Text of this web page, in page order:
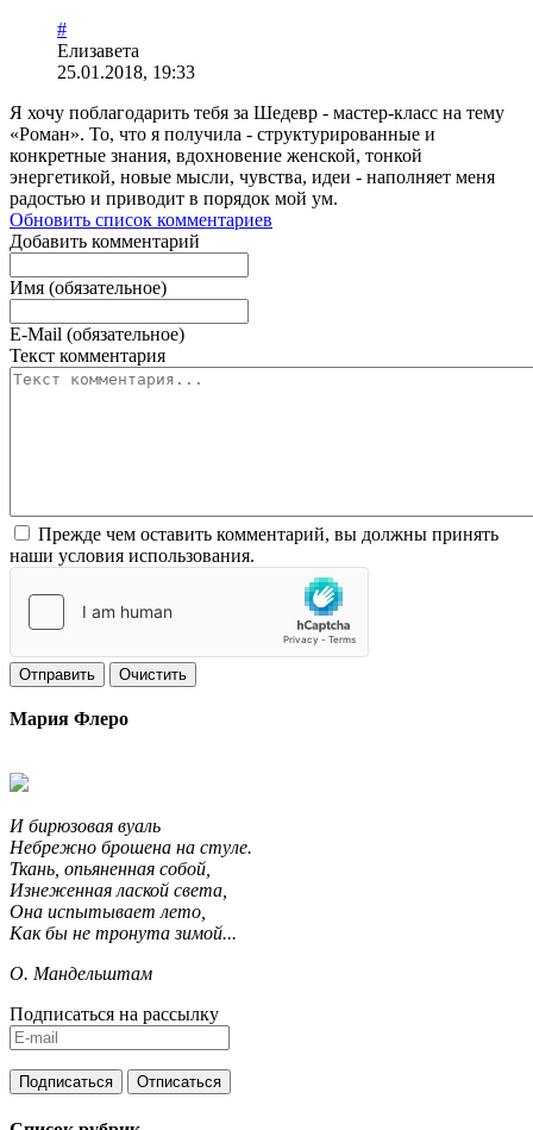
#
Елизавета
25.01.2018, 19:33
Я хочу поблагодарить тебя за Шедевр - мастер-класс на тему
«Роман». То, что я получила - структурированные и
конкретные знания, вдохновение женской, тонкой
энергетикой, новые мысли, чувства, идеи - наполняет меня
радостью и приводит в порядок мой ум.
Обновить список комментариев
Добавить комментарий
Имя (обязательное)
E-Mail (обязательное)
Текст комментария
Прежде чем оставить комментарий, вы должны принять
наши условия использования.
Отправить Очистить
Мария Флеро
И бирюзовая вуаль
Небрежно брошена на стуле.
Ткань, опьяненная собой,
Изнеженная лаской света,
Она испытывает лето,
Как бы не тронута зимой...
О. Мандельштам
Подписаться на рассылку